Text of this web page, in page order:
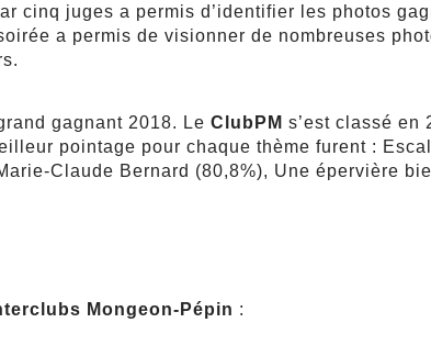
cinq juges a permis d’identifier les photos
a permis de visionner de nombreuses
gagnant 2018. Le ClubPM s’est classé en
pointage pour chaque thème furent :
Claude Bernard (80,8%), Une épervière
Mongeon-Pépin :